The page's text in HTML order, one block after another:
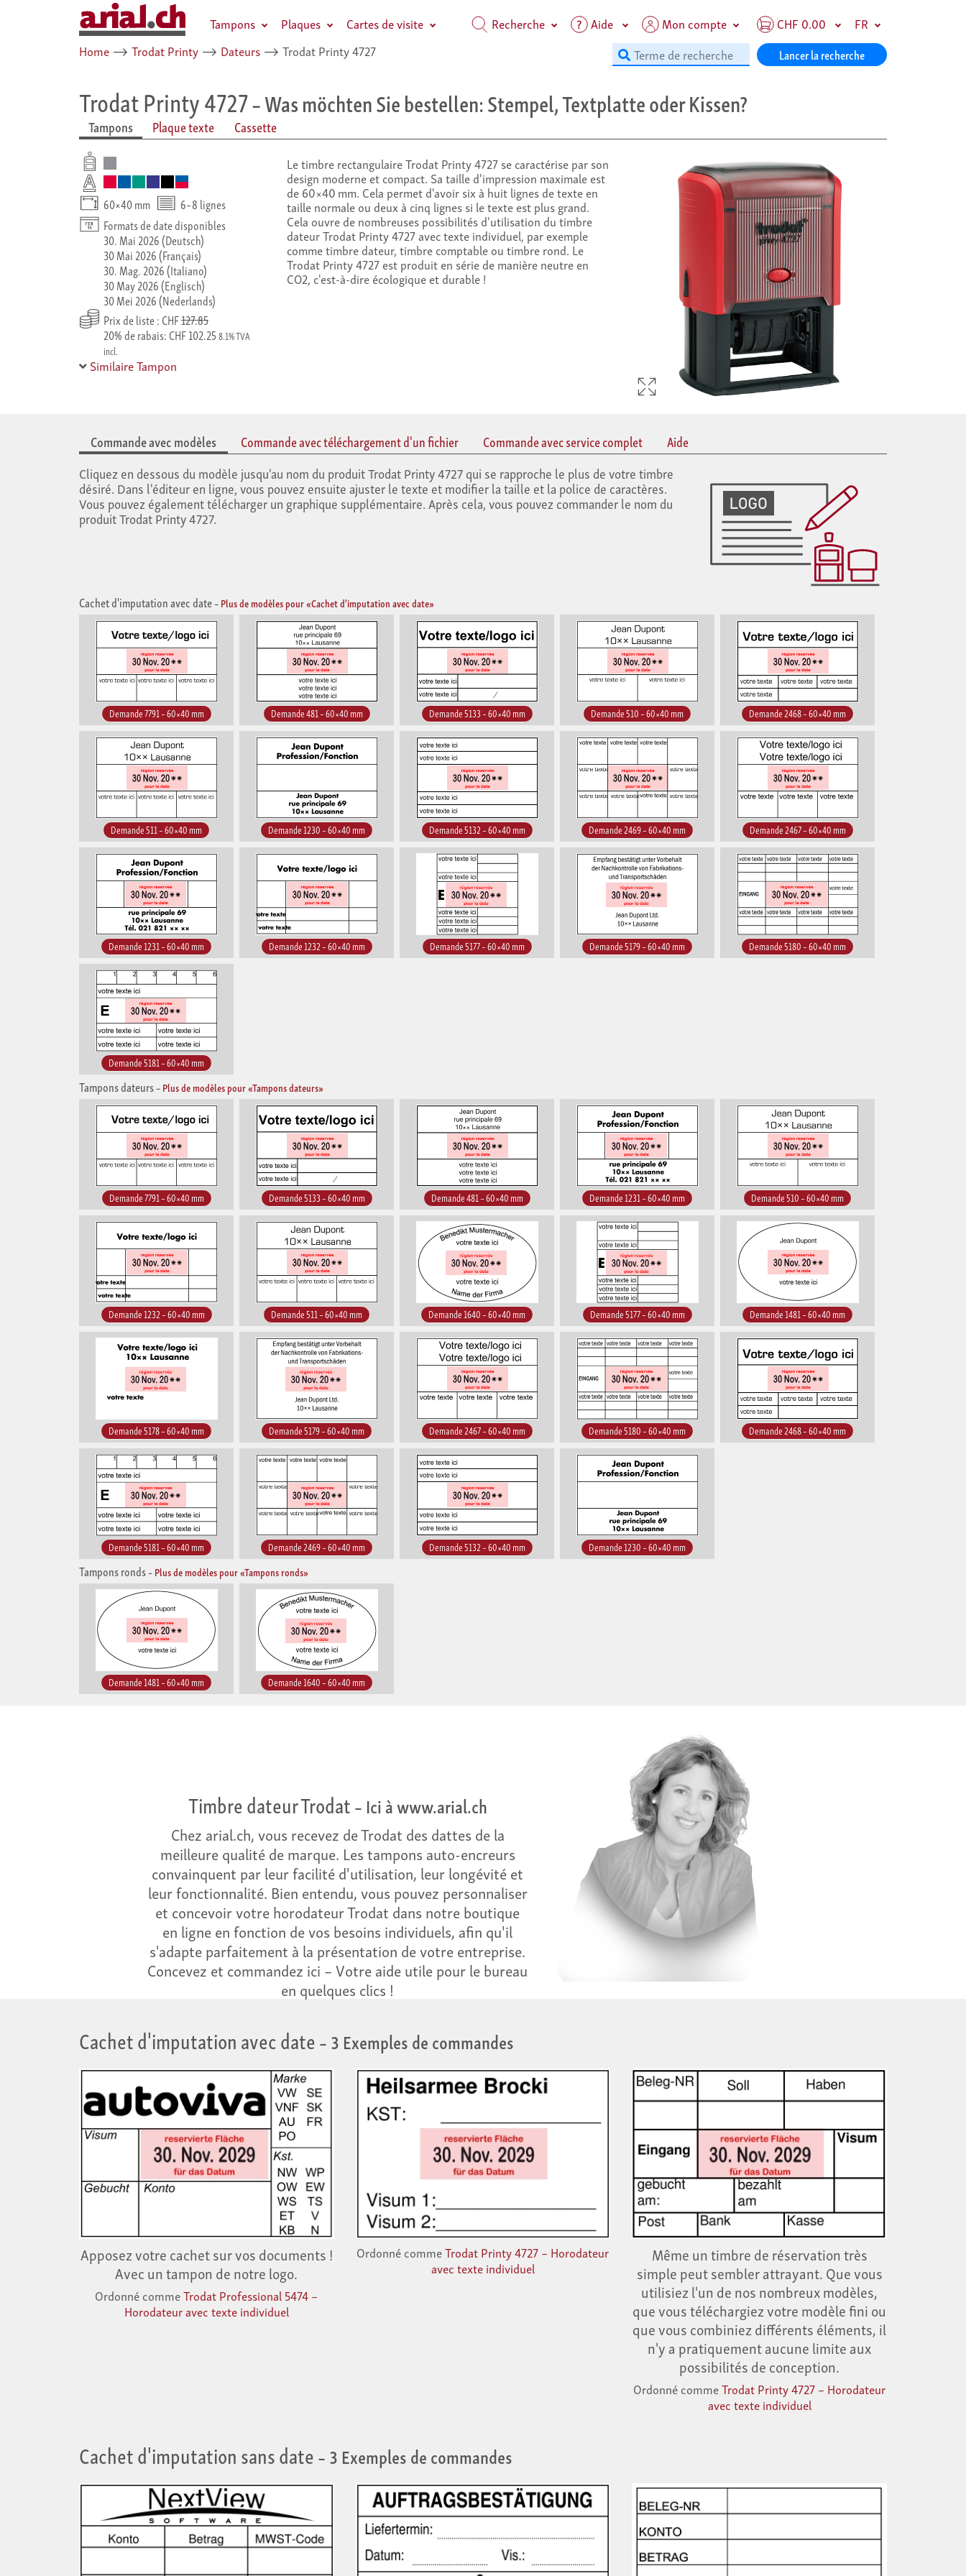
Tampons Plaques Cartes de visite Recherche Aide Mon compte CHF 0.00
FR
Home ⟶ Trodat Printy ⟶ Dateurs ⟶ Trodat Printy 4727 Lancer la recherche
Trodat Printy 4727– Was möchten Sie bestellen: Stempel, Textplatte oder Kissen?
Tampons Plaque texte Cassette
60×40 mm
6–8 lignes
Formats de date disponibles
30. Mai 2026 (Deutsch)
30 Mai 2026 (Français)
30. Mag. 2026 (Italiano)
30 May 2026 (Englisch)
30 Mei 2026 (Nederlands)
Prix de liste : CHF127.85
20% de rabais: CHF 102.258.1% TVA
incl.
Similaire Tampon
Le timbre rectangulaire Trodat Printy 4727 se caractérise par son
design moderne et compact. Sa taille d'impression maximale est
de 60×40 mm. Cela permet d'avoir six à huit lignes de texte en
taille normale ou deux à cinq lignes si le texte est plus grand.
Cela ouvre de nombreuses possibilités d'utilisation du timbre
dateur Trodat Printy 4727 avec texte individuel, par exemple
comme timbre dateur, timbre comptable ou timbre rond. Le
Trodat Printy 4727 est produit en série de manière neutre en
CO2, c'est-à-dire écologique et durable !
Commande avec modèles Commande avec téléchargement d'un fichier Commande avec service complet Aide
Cliquez en dessous du modèle jusqu'au nom du produit Trodat Printy 4727 qui se rapproche le plus de votre timbre
désiré. Dans l'éditeur en ligne, vous pouvez ensuite ajuster le texte et modifier la taille et la police de caractères.
Vous pouvez également télécharger un graphique supplémentaire. Après cela, vous pouvez commander le nom du
produit Trodat Printy 4727.
Cachet d'imputation avec date–Plus de modèles pour «Cachet d'imputation avec date»
Demande 7791 – 60×40 mm Demande 481 – 60×40 mm Demande 5133 – 60×40 mm Demande 510 – 60×40 mm Demande 2468 – 60×40 mm
Demande 511 – 60×40 mm Demande 1230 – 60×40 mm Demande 5132 – 60×40 mm Demande 2469 – 60×40 mm Demande 2467 – 60×40 mm
Demande 1231 – 60×40 mm Demande 1232 – 60×40 mm Demande 5177 – 60×40 mm Demande 5179 – 60×40 mm Demande 5180 – 60×40 mm
Demande 5181 – 60×40 mm
Tampons dateurs–Plus de modèles pour «Tampons dateurs»
Demande 7791 – 60×40 mm Demande 5133 – 60×40 mm Demande 481 – 60×40 mm Demande 1231 – 60×40 mm Demande 510 – 60×40 mm
Demande 1232 – 60×40 mm Demande 511 – 60×40 mm Demande 1640 – 60×40 mm Demande 5177 – 60×40 mm Demande 1481 – 60×40 mm
Demande 5178 – 60×40 mm Demande 5179 – 60×40 mm Demande 2467 – 60×40 mm Demande 5180 – 60×40 mm Demande 2468 – 60×40 mm
Demande 5181 – 60×40 mm Demande 2469 – 60×40 mm Demande 5132 – 60×40 mm Demande 1230 – 60×40 mm
Tampons ronds–Plus de modèles pour «Tampons ronds»
Demande 1481 – 60×40 mm Demande 1640 – 60×40 mm
Timbre dateur Trodat– Ici à www.arial.ch
Chez arial.ch, vous recevez de Trodat des dattes de la
meilleure qualité de marque. Les tampons auto-encreurs
convainquent par leur facilité d'utilisation, leur longévité et
leur fonctionnalité. Bien entendu, vous pouvez personnaliser
et concevoir votre horodateur Trodat dans notre boutique
en ligne en fonction de vos besoins individuels, afin qu'il
s'adapte parfaitement à la présentation de votre entreprise.
Concevez et commandez ici – Votre aide utile pour le bureau
en quelques clics !
Cachet d'imputation avec date– 3 Exemples de commandes
Apposez votre cachet sur vos documents !
Avec un tampon de notre logo.
Ordonné commeTrodat Professional 5474 –
Horodateur avec texte individuel
Ordonné commeTrodat Printy 4727 – Horodateur
avec texte individuel
Même un timbre de réservation très
simple peut sembler attrayant. Que vous
utilisiez l'un de nos nombreux modèles,
que vous téléchargiez votre modèle fini ou
que vous combiniez différents éléments, il
n'y a pratiquement aucune limite aux
possibilités de conception.
Ordonné commeTrodat Printy 4727 – Horodateur
avec texte individuel
Cachet d'imputation sans date– 3 Exemples de commandes